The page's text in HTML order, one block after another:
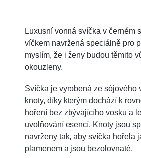
Luxusní vonná svíčka v černém
víčkem navržená speciálně pro
myslím, že i ženy budou těmito
okouzleny.
Svíčka je vyrobená ze sójového
knoty, díky kterým dochází k
hoření bez zbývajícího vosku a
uvolňování esencí. Knoty jsou
navrženy tak, aby svíčka hořela
plamenem a jsou bezolovnaté.